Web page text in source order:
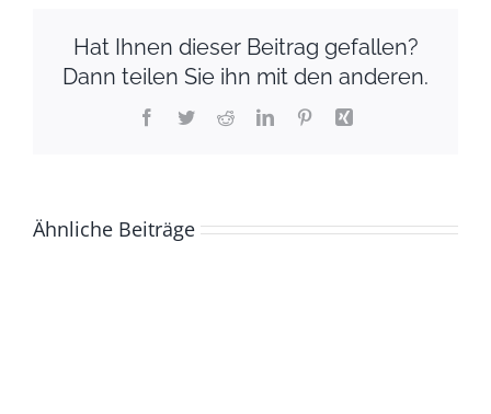
Hat Ihnen dieser Beitrag gefallen?
Dann teilen Sie ihn mit den anderen.
Facebook
TwitterRedditLinkedInPinterestXing
Ähnliche Beiträge